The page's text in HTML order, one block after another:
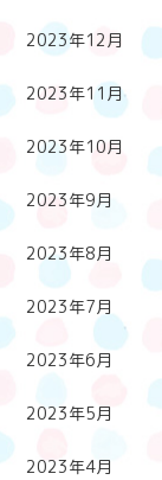
2023年12月
2023年11月
2023年10月
2023年9月
2023年8月
2023年7月
2023年6月
2023年5月
2023年4月